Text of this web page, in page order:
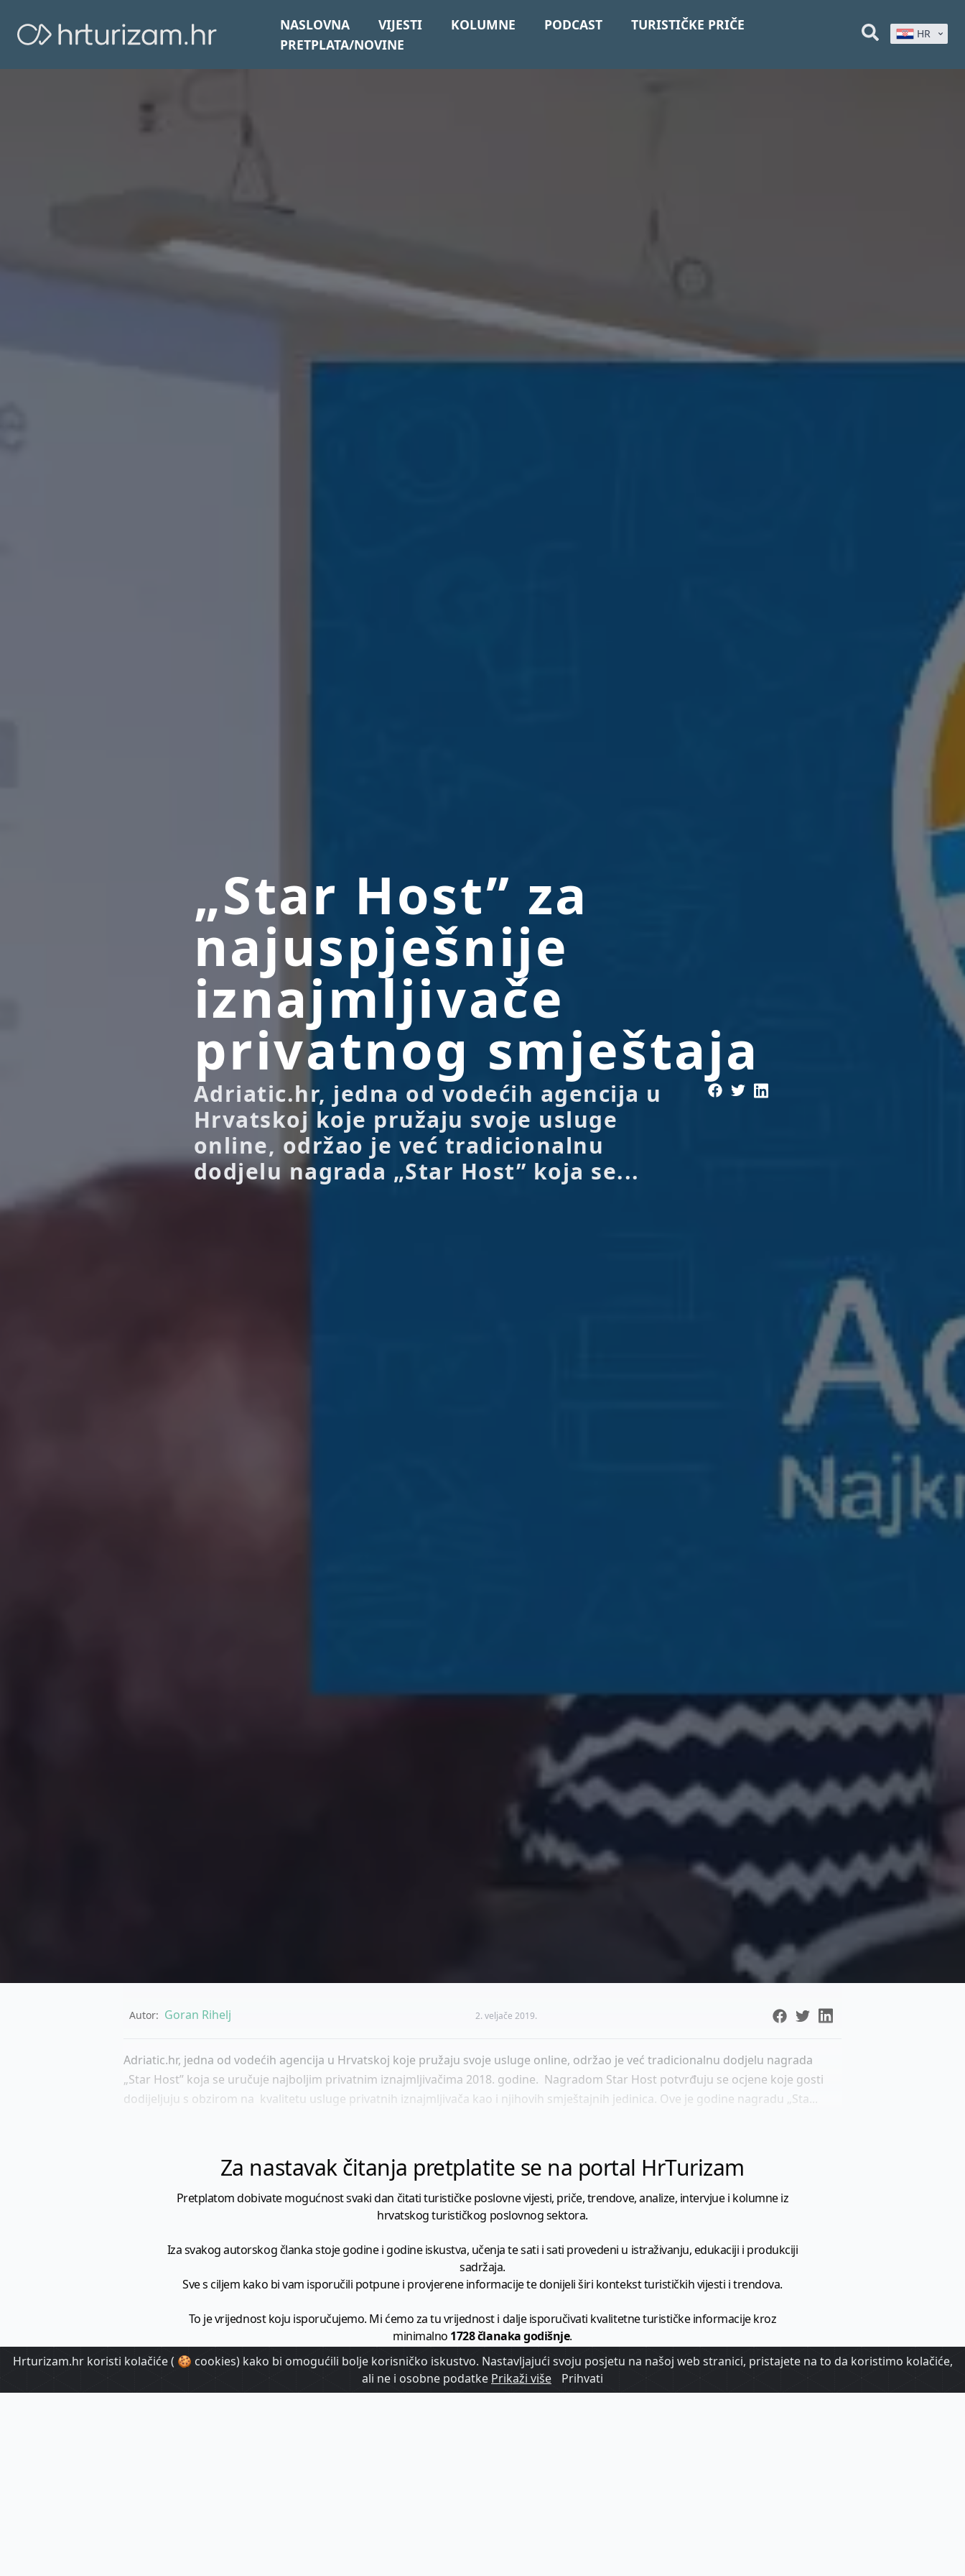
NASLOVNA VIJESTI KOLUMNE PODCAST
TURISTIČKE PRIČE
PRETPLATA/NOVINE
HR
„Star Host” za
najuspješnije
iznajmljivače
privatnog smještaja
Adriatic.hr, jedna od vodećih agencija u
Hrvatskoj koje pružaju svoje usluge
online, održao je već tradicionalnu
dodjelu nagrada „Star Host” koja se...
Autor: Goran Rihelj 2. veljače 2019.
Adriatic.hr, jedna od vodećih agencija u Hrvatskoj koje pružaju svoje usluge online, održao je već tradicionalnu dodjelu nagrada
„Star Host” koja se uručuje najboljim privatnim iznajmljivačima 2018. godine. Nagradom Star Host potvrđuju se ocjene koje gosti
dodijeljuju s obzirom na kvalitetu usluge privatnih iznajmljivača kao i njihovih smještajnih jedinica. Ove je godine nagradu „Sta...
Za nastavak čitanja pretplatite se na portal HrTurizam
Pretplatom dobivate mogućnost svaki dan čitati turističke poslovne vijesti, priče, trendove, analize, intervjue i kolumne iz
hrvatskog turističkog poslovnog sektora.
Iza svakog autorskog članka stoje godine i godine iskustva, učenja te sati i sati provedeni u istraživanju, edukaciji i produkciji
sadržaja.
Sve s ciljem kako bi vam isporučili potpune i provjerene informacije te donijeli širi kontekst turističkih vijesti i trendova.
To je vrijednost koju isporučujemo. Mi ćemo za tu vrijednost i dalje isporučivati kvalitetne turističke informacije kroz
minimalno 1728 članaka godišnje.
HrTurizam - vaš izvor informacija iz poslovnog svijeta hrvatskog turizma.
Hrturizam.hr koristi kolačiće ( 🍪 cookies) kako bi omogućili bolje korisničko iskustvo. Nastavljajući svoju posjetu na našoj web stranici, pristajete na to da koristimo kolačiće,
ali ne i osobne podatke Prikaži više Prihvati